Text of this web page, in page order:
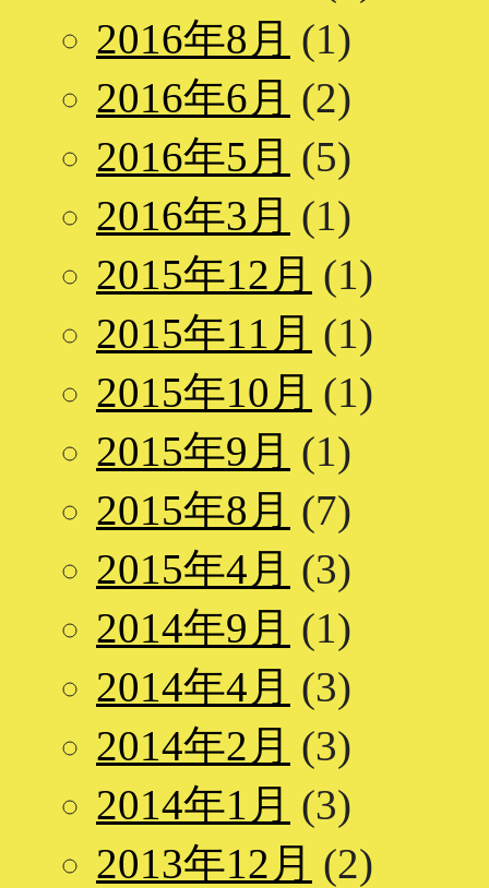
2016年8月 (1)
2016年6月 (2)
2016年5月 (5)
2016年3月 (1)
2015年12月 (1)
2015年11月 (1)
2015年10月 (1)
2015年9月 (1)
2015年8月 (7)
2015年4月 (3)
2014年9月 (1)
2014年4月 (3)
2014年2月 (3)
2014年1月 (3)
2013年12月 (2)